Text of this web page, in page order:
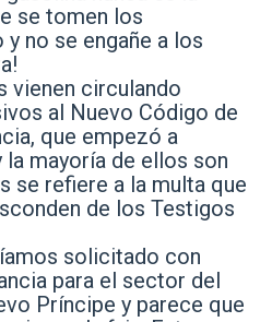
se tomen los
no se engañe a los
vienen circulando
al Nuevo Código de
que empezó a
mayoría de ellos son
se refiere a la multa que
de los Testigos
solicitado con
para el sector del
Príncipe y parece que